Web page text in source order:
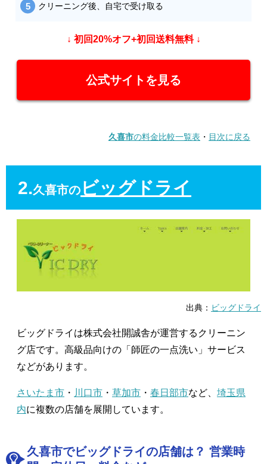
クリーニング後、自宅で受け取る
↓ 初回20%オフ+初回送料無料 ↓
公式サイトを見る
久喜市の料金比較一覧表 ・ 目次に戻る
2.久喜市の ビッグドライ
出典： ビッグドライ
ビッグドライは株式会社開誠舎が運営するクリーニン
グ店です。高級品向けの「師匠の一点洗い」サービス
などがあります。
さいたま市 ・ 川口市 ・ 草加市 ・ 春日部市など、 埼玉県
内に複数の店舗を展開しています。
久喜市でビッグドライの店舗は？ 営業時